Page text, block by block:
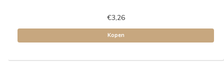
€3,26
Kopen